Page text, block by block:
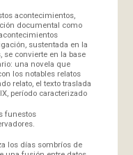
acontecimientos,
documental como
sustentada en la
se convierte en la base
una novela que
los notables relatos
relato, el texto traslada
período caracterizado
funestos
días sombríos de